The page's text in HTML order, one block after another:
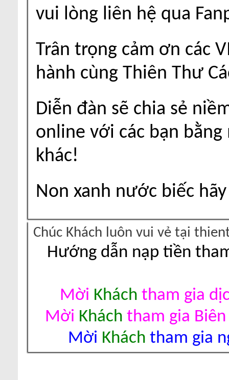
vui lòng liên hệ qua
Trân trọng cảm ơn các
hành cùng Thiên Thư
Diễn đàn sẽ chia sẻ
online với các bạn
khác!
Non xanh nước biếc
Chúc Khách luôn vui vẻ tại
Hướng dẫn nạp tiền
Mời Khách tham gia
Mời Khách tham gia
Mời Khách tham gia